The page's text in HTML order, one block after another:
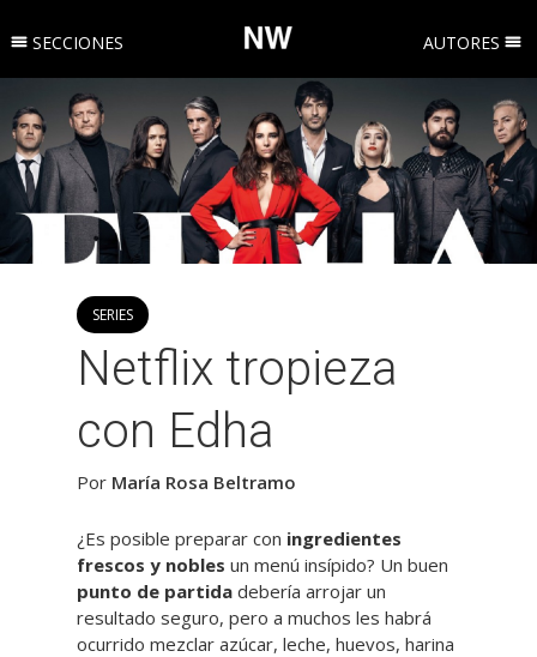
SECCIONES AUTORES
SERIES
Netflix tropieza
con Edha
Por María Rosa Beltramo
¿Es posible preparar con ingredientes
frescos y nobles un menú insípido? Un buen
punto de partida debería arrojar un
resultado seguro, pero a muchos les habrá
ocurrido mezclar azúcar, leche, huevos, harina